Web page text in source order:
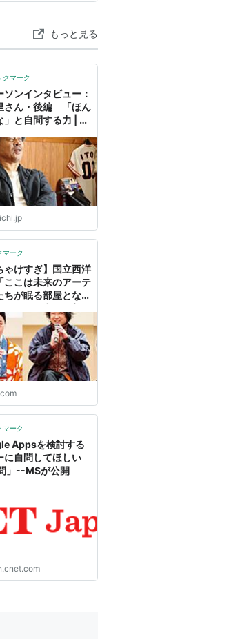
もっと見る
クマーク
ソンインタビュー：
さん・後編 「ほん
」と自問する力 | 毎
マーク
ゃけすぎ】国立西洋
ここは未来のアーテ
ちが眠る部屋となり
の自問｜現代美術
の問いかけ」記者発
加作家の梅津庸一、
どか、鷹野隆｜「レ
レポート」
マーク
Appsを検討する
に自問してほしい
」--MSが公開